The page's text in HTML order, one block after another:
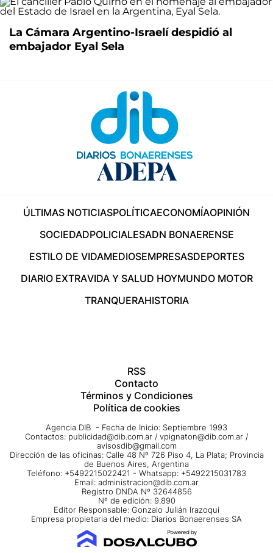
La Cámara Argentino-Israelí despidió al
embajador Eyal Sela
ÚLTIMAS NOTICIASPOLÍTICAECONOMÍAOPINIÓN
SOCIEDADPOLICIALESADN BONAERENSE
ESTILO DE VIDAMEDIOSEMPRESASDEPORTES
DIARIO EXTRAVIDA Y SALUD HOYMUNDO MOTOR
TRANQUERAHISTORIA
RSS
Contacto
Términos y Condiciones
Política de cookies
Agencia DIB - Fecha de Inicio: Septiembre 1993
Contactos: publicidad@dib.com.ar / vpignaton@dib.com.ar /
avisosdib@gmail.com
Dirección de las oficinas: Calle 48 Nº 726 Piso 4, La Plata; Provincia
de Buenos Aires, Argentina
Teléfono: +5492215022421 - Whatsapp: +5492215031783
Email: administracion@dib.com.ar
Registro DNDA Nº 32644856
Nº de edición: 9.890
Editor Responsable: Gonzalo Julián Irazoqui
Empresa propietaria del medio: Diarios Bonaerenses SA